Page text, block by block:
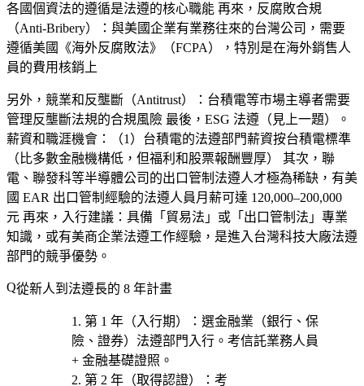
各國個資法的遵循是法遵的核心職能 再來， 反腐敗合規
（Anti-Bribery）
：與美國企業有業務往來的台灣公司，需要
遵循美國《海外反腐敗法》（FCPA），特別是在海外銷售人
員的費用核銷上
另外， 競業和反壟斷（Antitrust）
：台積電等市場主導者需要
管理反壟斷法規的合規風險 最後， ESG 法遵 （見上一題）。
薪資和職涯機會：（1）台積電的法遵部門薪資按台積電標準
（比多數金融機構低，但福利和股票報酬豐厚） 其次，聯
電、聯發科等半導體公司的出口管制法遵人才極為稀缺，有美
國 EAR 出口管制經驗的法遵人員月薪可達 120,000–200,000
元 再來，入行建議：具備「貿易法」或「出口管制法」專業
知識，或有美商企業法遵工作經驗，是進入台灣科技大廠法遵
部門的競爭優勢。
從新人到法遵長的 8 年計畫
第 1 年（入行期） ：選金融業（銀行、保
險、證券）法遵部門 入行。考信託業務人員
+ 金融基礎證照 。
第 2 年（取得認證）
：考